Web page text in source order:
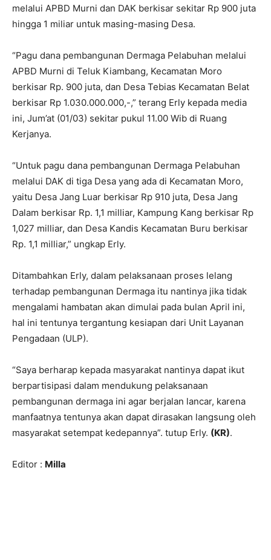
melalui APBD Murni dan DAK berkisar sekitar Rp 900 juta
hingga 1 miliar untuk masing-masing Desa.
“Pagu dana pembangunan Dermaga Pelabuhan melalui
APBD Murni di Teluk Kiambang, Kecamatan Moro
berkisar Rp. 900 juta, dan Desa Tebias Kecamatan Belat
berkisar Rp 1.030.000.000,-,” terang Erly kepada media
ini, Jum’at (01/03) sekitar pukul 11.00 Wib di Ruang
Kerjanya.
“Untuk pagu dana pembangunan Dermaga Pelabuhan
melalui DAK di tiga Desa yang ada di Kecamatan Moro,
yaitu Desa Jang Luar berkisar Rp 910 juta, Desa Jang
Dalam berkisar Rp. 1,1 milliar, Kampung Kang berkisar Rp
1,027 milliar, dan Desa Kandis Kecamatan Buru berkisar
Rp. 1,1 milliar,” ungkap Erly.
Ditambahkan Erly, dalam pelaksanaan proses lelang
terhadap pembangunan Dermaga itu nantinya jika tidak
mengalami hambatan akan dimulai pada bulan April ini,
hal ini tentunya tergantung kesiapan dari Unit Layanan
Pengadaan (ULP).
“Saya berharap kepada masyarakat nantinya dapat ikut
berpartisipasi dalam mendukung pelaksanaan
pembangunan dermaga ini agar berjalan lancar, karena
manfaatnya tentunya akan dapat dirasakan langsung oleh
masyarakat setempat kedepannya”. tutup Erly. (KR).
Editor : Milla